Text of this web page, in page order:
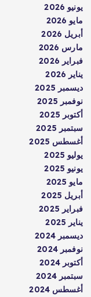
يونيو 2026
مايو 2026
أبريل 2026
مارس 2026
فبراير 2026
يناير 2026
ديسمبر 2025
نوفمبر 2025
أكتوبر 2025
سبتمبر 2025
أغسطس 2025
يوليو 2025
يونيو 2025
مايو 2025
أبريل 2025
فبراير 2025
يناير 2025
ديسمبر 2024
نوفمبر 2024
أكتوبر 2024
سبتمبر 2024
أغسطس 2024